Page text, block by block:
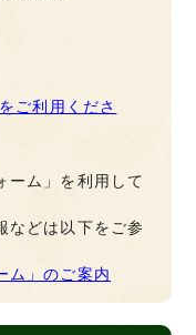
ご利用くださ
ーム」を利用して
などは以下をご参
ム」のご案内